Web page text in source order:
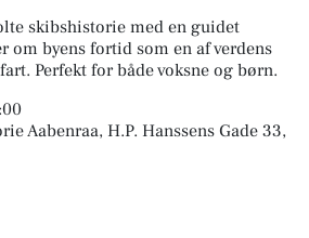
skibshistorie med en guidet
byens fortid som en af verdens
Perfekt for både voksne og børn.
Aabenraa, H.P. Hanssens Gade 33,